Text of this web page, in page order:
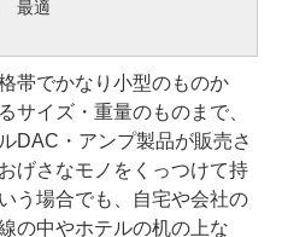
最適
帯でかなり小型のものか
サイズ・重量のものまで、
DAC・アンプ製品が販売さ
げさなモノをくっつけて持
場合でも、自宅や会社の
の中やホテルの机の上な